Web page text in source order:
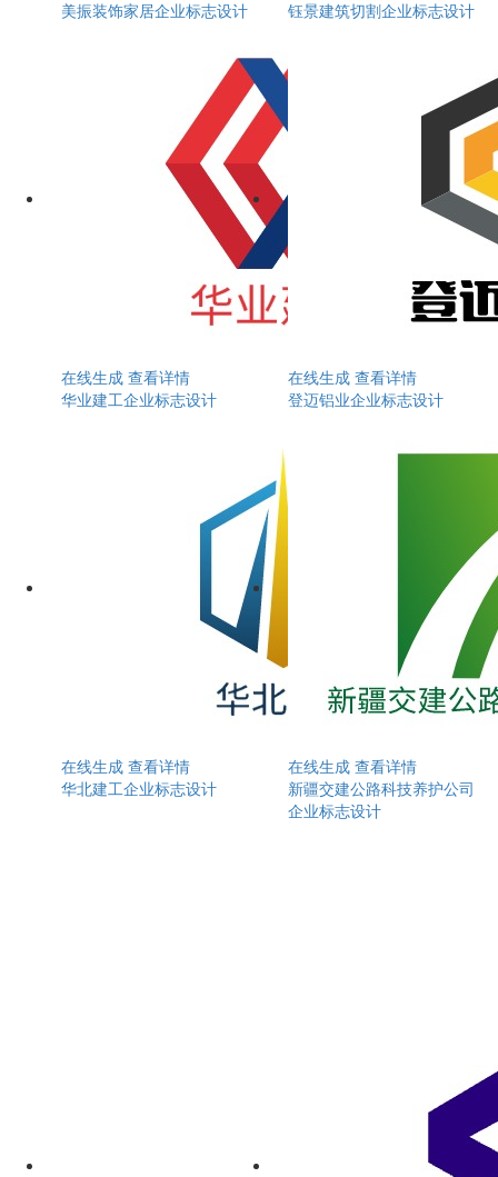
美振装饰家居企业标志设计
钰景建筑切割企业标志设计
在线生成 查看详情
华业建工企业标志设计
在线生成 查看详情
登迈铝业企业标志设计
在线生成 查看详情
华北建工企业标志设计
在线生成 查看详情
新疆交建公路科技养护公司
企业标志设计